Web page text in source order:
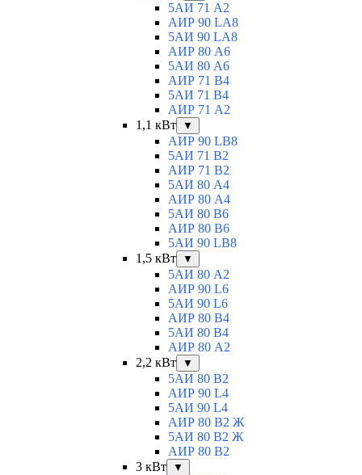
5АИ 71 A2
АИР 90 LA8
5АИ 90 LA8
АИР 80 А6
5АИ 80 A6
АИР 71 В4
5АИ 71 B4
АИР 71 A2
1,1 кВт
▼
АИР 90 LB8
5АИ 71 B2
АИР 71 В2
5АИ 80 A4
АИР 80 А4
5АИ 80 В6
АИР 80 B6
5АИ 90 LB8
1,5 кВт
▼
5АИ 80 A2
АИР 90 L6
5АИ 90 L6
АИР 80 B4
5АИ 80 B4
АИР 80 А2
2,2 кВт
▼
5АИ 80 B2
АИР 90 L4
5АИ 90 L4
АИР 80 В2 Ж
5АИ 80 В2 Ж
АИР 80 B2
3 кВт
▼